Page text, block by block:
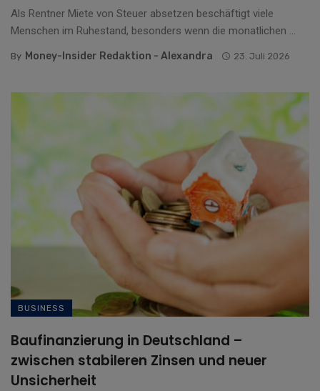
Als Rentner Miete von Steuer absetzen beschäftigt viele
Menschen im Ruhestand, besonders wenn die monatlichen ...
By Money-Insider Redaktion - Alexandra 23. Juli 2026
BUSINESS
Baufinanzierung in Deutschland –
zwischen stabileren Zinsen und neuer
Unsicherheit